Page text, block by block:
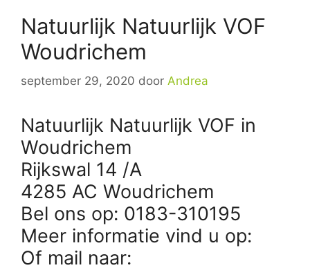
Natuurlijk Natuurlijk VOF
Woudrichem
september 29, 2020 door Andrea
Natuurlijk Natuurlijk VOF in
Woudrichem
Rijkswal 14 /A
4285 AC Woudrichem
Bel ons op: 0183-310195
Meer informatie vind u op:
Of mail naar: